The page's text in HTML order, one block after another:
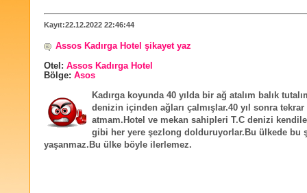
Kayıt:22.12.2022 22:46:44
Assos Kadırga Hotel şikayet yaz
Otel: Assos Kadırga Hotel
Bölge: Asos
Kadırga koyunda 40 yılda bir ağ atalım balık
denizin içinden ağları çalmışlar.40 yıl sonra tekrar
atmam.Hotel ve mekan sahipleri T.C denizi
gibi her yere şezlong dolduruyorlar.Bu ülkede bu
yaşanmaz.Bu ülke böyle ilerlemez.